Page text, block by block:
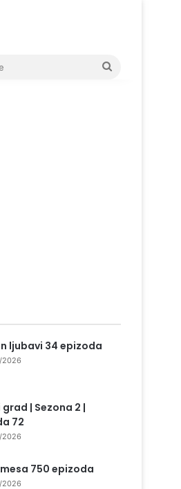
ljubavi 34 epizoda
| Sezona 2 |
72
750 epizoda